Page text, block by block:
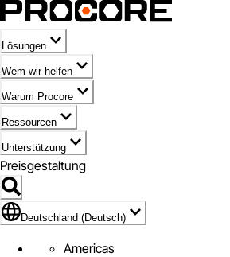
Lösungen
Wem wir helfen
Warum Procore
Ressourcen
Unterstützung
Preisgestaltung
Markieren des Symbols für Deutschland (Deutsch)
Deutschland (Deutsch)
Americas